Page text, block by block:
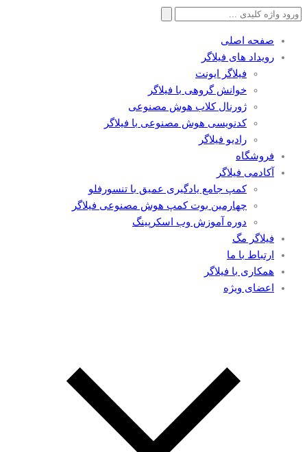
جستجو
صفحه اصلی
رویداد های فیلاگر
فیلاگر ایونت
خوانش گروهی با فیلاگر
ژورنال کلاب هوش مصنوعی
کدنویسی هوش مصنوعی با فیلاگر
رادیو فیلاگر
فروشگاه
آکادمی فیلاگر
کمپ جامع یادگیری عمیق با تنسورفلو
چهارمین بوت کمپ هوش مصنوعی فیلاگر
دوره آموزش وب اسکرپینگ
فیلاگر مگ
ارتباط با ما
همکاری با فیلاگر
اعضای ویژه